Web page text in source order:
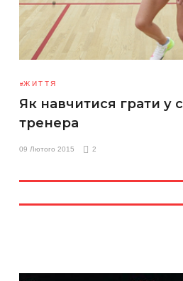
ЖИТТЯ
Як навчитися грати у
тренера
09 Лютого 2015 2